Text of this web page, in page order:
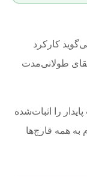
کارکرد
طولانی‌مدت
را اثبات‌شده
به همه قارچ‌ها